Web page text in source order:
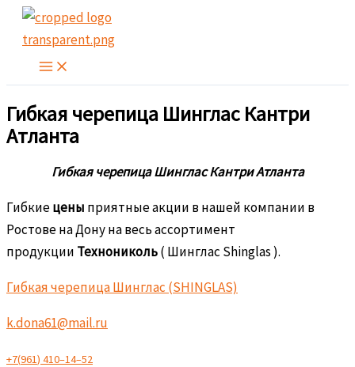
Перейти
содержимому
Гибкая черепица Шинглас Кантри
Атланта
Гибкая черепица Шинглас Кантри Атланта
Гибкиецены приятные акции в нашей компании в
Ростове на Дону на весь ассортимент
продукции Технониколь( Шинглас Shinglas ).
Гибкая черепица Шинглас (SHINGLAS)
k.dona61@mail.ru
+7(961) 410–14–52